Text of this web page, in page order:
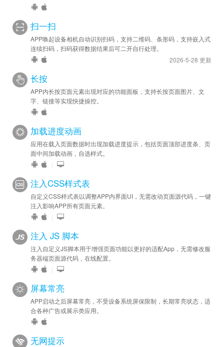
扫一扫
APP唤起设备相机自动识别扫码，支持二维码、条形码，支持嵌入式
连续扫码，扫码获得数据结果后可二开自行处理。
2026-5-28 更新
长按
APP内长按页面元素出现对应的功能面板，支持长按页面图片、文
字、链接等实现快捷操控。
加载进度动画
应用在载入页面数据时出现加载进度提示，包括页面顶部进度条、页
面中间加载动画，自选样式。
|
注入CSS样式表
自定义CSS样式表以调整APP内界面UI，无需改动页面源代码，一键
注入影响APP所有页面元素。
|
注入 JS 脚本
注入自定义JS脚本用于增强页面功能以更好的适配App，无需修改服
务器端页面源代码，在线配置。
|
屏幕常亮
APP启动之后屏幕常亮，不受设备系统屏保限制，长期常亮状态，适
合各种广告或展示类应用。
无网提示